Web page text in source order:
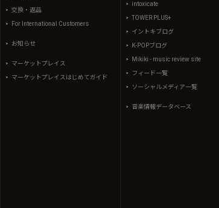
交換・返品
For International Customers
お知らせ
マーケットプレイス
マーケットプレイスはじめてガイド
intoxicate
TOWER PLUS+
イントキブログ
K-POPブログ
Mikiki - music review site
フィード一覧
ソーシャルメディア一覧
音楽情報データベース